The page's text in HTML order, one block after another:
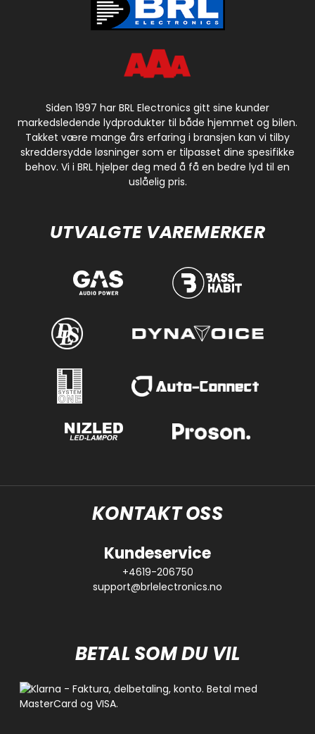
Siden 1997 har BRL Electronics gitt sine kunder
markedsledende lydprodukter til både hjemmet og bilen.
Takket være mange års erfaring i bransjen kan vi tilby
skreddersydde løsninger som er tilpasset dine spesifikke
behov. Vi i BRL hjelper deg med å få en bedre lyd til en
uslåelig pris.
UTVALGTE VAREMERKER
KONTAKT OSS
Kundeservice
+4619-206750
support@brlelectronics.no
BETAL SOM DU VIL